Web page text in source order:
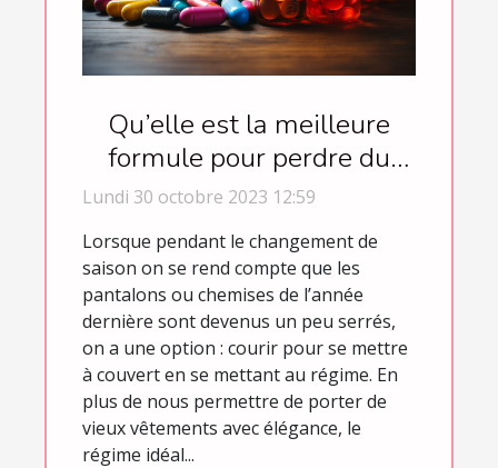
Qu’elle est la meilleure
formule pour perdre du
poids ?
Lundi 30 octobre 2023 12:59
Lorsque pendant le changement de
saison on se rend compte que les
pantalons ou chemises de l’année
dernière sont devenus un peu serrés,
on a une option : courir pour se mettre
à couvert en se mettant au régime. En
plus de nous permettre de porter de
vieux vêtements avec élégance, le
régime idéal...